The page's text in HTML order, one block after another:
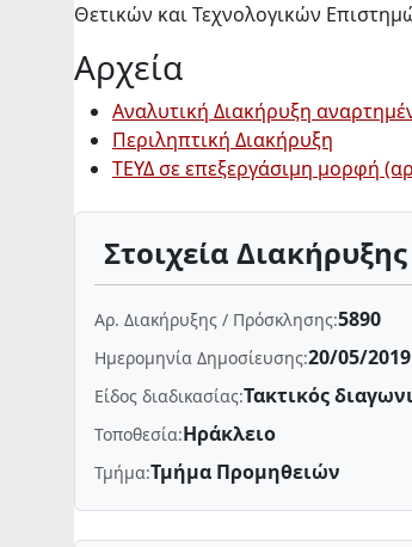
Θετικών και Τεχνολογικών
Αρχεία
Αναλυτική Διακήρυξη
Περιληπτική Διακήρυξη
ΤΕΥΔ σε επεξεργάσιμη μορφή
Στοιχεία
Αρ. Διακήρυξης / Πρόσκλησης:5890
Ημερομηνία Δημοσίευσης:20/05/2019
Είδος διαδικασίας:Τακτικός
Τοποθεσία:Ηράκλειο
Τμήμα:Τμήμα Προμηθειών